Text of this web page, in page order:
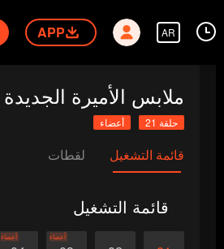
AR
APP
ملابس الأميرة الجديدة
حلقة 21 أعضاء
قائمة التشغيل لقطات
قائمة التشغيل
أعضاء أعضاء